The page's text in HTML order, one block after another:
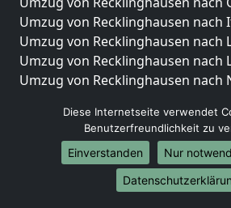
Umzug von Recklinghausen nach
Umzug von Recklinghausen nach
Umzug von Recklinghausen nach
Umzug von Recklinghausen nach
Umzüge-Deutschlandweit
Umzug von Recklinghausen nach
Umzug von Recklinghausen nach
Umzug von Recklinghausen nach
Diese Internetseite verwendet
Benutzerfreundlichkeit zu
Einverstanden
Nur